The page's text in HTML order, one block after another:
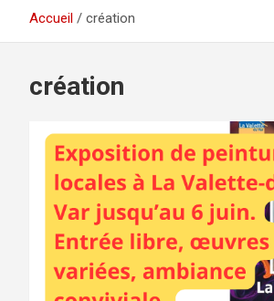
Accueil création
création